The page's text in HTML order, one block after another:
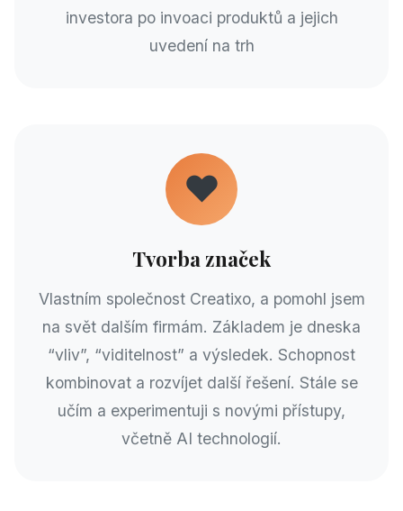
investora po invoaci produktů a jejich
uvedení na trh
❤️
Tvorba značek
Vlastním společnost Creatixo, a pomohl jsem
na svět dalším firmám. Základem je dneska
“vliv”, “viditelnost” a výsledek. Schopnost
kombinovat a rozvíjet další řešení. Stále se
učím a experimentuji s novými přístupy,
včetně AI technologií.